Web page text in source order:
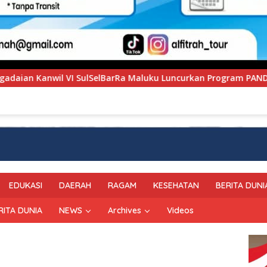
Luncurkan Program PANDE EMAS untuk Perkuat
EDUKASI DAERAH RAGAM KESEHATAN BERITA
DUNIA NEWS Archives Videos